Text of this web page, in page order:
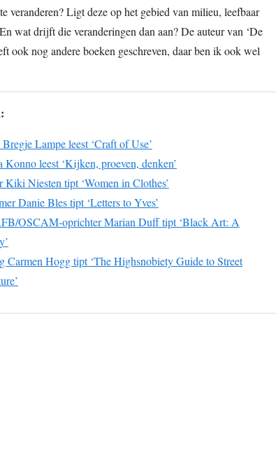
veranderen? Ligt deze op het gebied van milieu, leefbaar
wat drijft die veranderingen dan aan? De auteur van ‘De
ook nog andere boeken geschreven, daar ben ik ook wel
Lampe leest ‘Craft of Use’
leest ‘Kijken, proeven, denken’
Kiki Niesten tipt ‘Women in Clothes’
Danie Bles tipt ‘Letters to Yves’
OSCAM-oprichter Marian Duff tipt ‘Black Art: A
Carmen Hogg tipt ‘The Highsnobiety Guide to Street